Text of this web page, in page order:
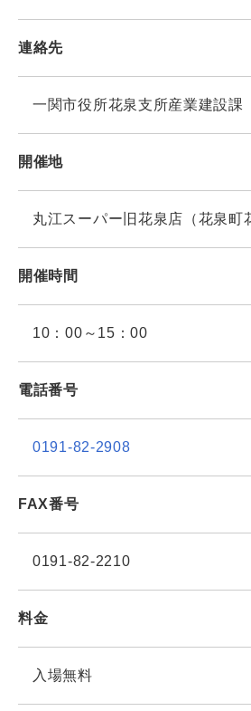
連絡先
一関市役所花泉支所産業建設課
開催地
丸江スーパー旧花泉店（花泉町
開催時間
10：00～15：00
電話番号
0191-82-2908
FAX番号
0191-82-2210
料金
入場無料